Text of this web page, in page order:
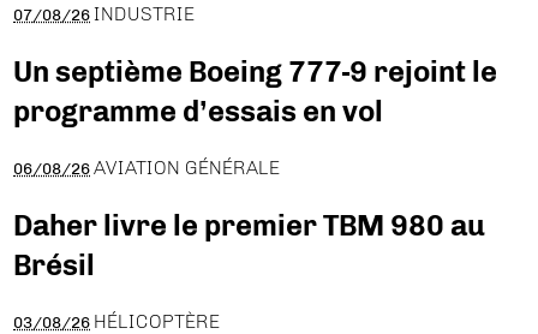
07/08/26 INDUSTRIE
Un septième Boeing 777-9 rejoint le
programme d’essais en vol
06/08/26 AVIATION GÉNÉRALE
Daher livre le premier TBM 980 au
Brésil
03/08/26 HÉLICOPTÈRE